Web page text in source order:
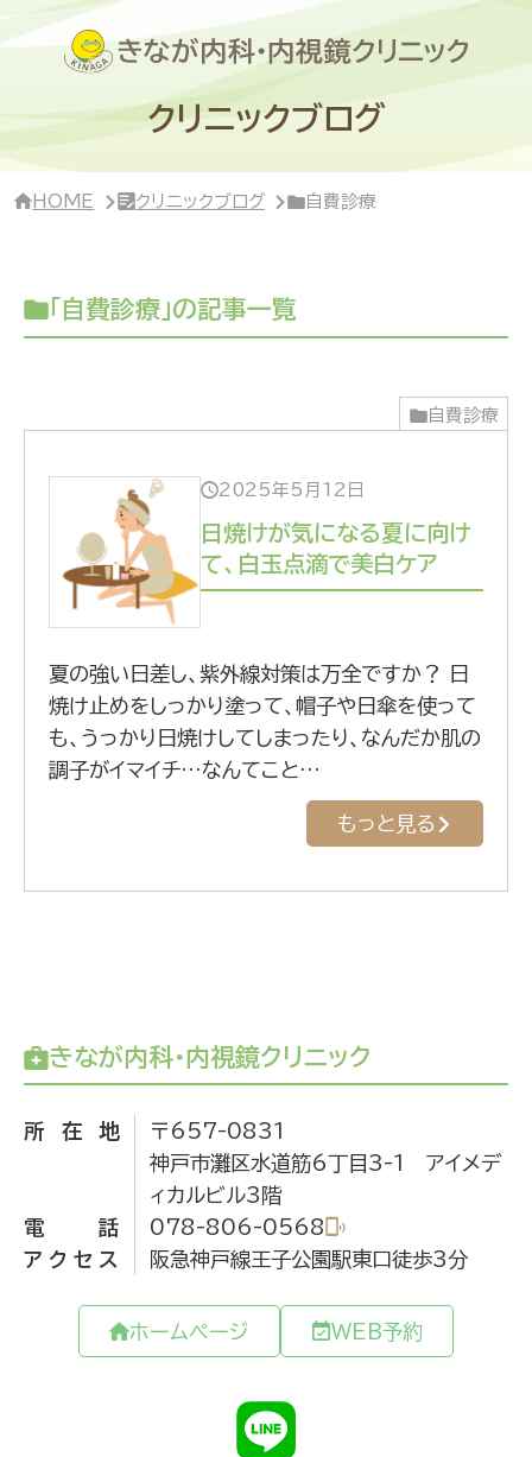
ニ
クリニックブログ
HOME クリニックブログ 自費診療
「自費診療」の記事一覧
自費診療
2025年5月12日
日焼けが気になる夏に向け
て、白玉点滴で美白ケア
夏の強い日差し、紫外線対策は万全ですか？ 日
焼け止めをしっかり塗って、帽子や日傘を使って
も、うっかり日焼けしてしまったり、なんだか肌の
調子がイマイチ…なんてこと…
もっと見る
きなが内科・内視鏡クリニック
所在地
〒657-0831
神戸市灘区水道筋6丁目3-1 アイメデ
ィカルビル3階
電話
078-806-0568
アクセス
阪急神戸線王子公園駅東口徒歩3分
ホームページ WEB予約